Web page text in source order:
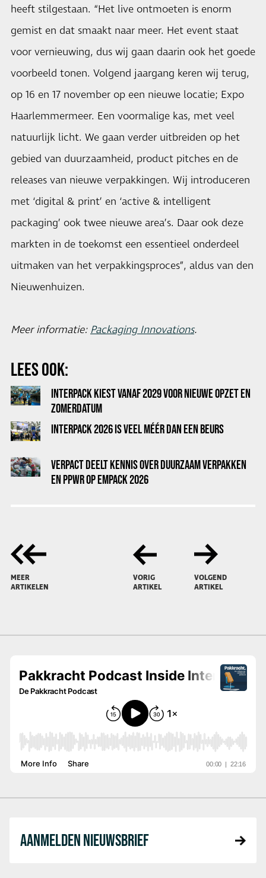
heeft stilgestaan. “Het live ontmoeten is enorm
gemist en dat smaakt naar meer. Het event staat
voor vernieuwing, dus wij gaan daarin ook het goede
voorbeeld tonen. Volgend jaargang keren wij terug,
op 16 en 17 november op een nieuwe locatie; Expo
Haarlemmermeer. Een voormalige kas, met veel
natuurlijk licht. We gaan verder uitbreiden op het
gebied van duurzaamheid, product pitches en de
releases van nieuwe verpakkingen. Wij introduceren
met ‘digital & print’ en ‘active & intelligent
packaging’ ook twee nieuwe area’s. Daar ook deze
markten in de toekomst een essentieel onderdeel
uitmaken van het verpakkingsproces”, aldus van den
Nieuwenhuizen.
Meer informatie:Packaging Innovations.
LEES OOK:
INTERPACK KIEST VANAF 2029 VOOR NIEUWE OPZET EN
ZOMERDATUM
INTERPACK 2026 IS VEEL MÉÉR DAN EEN BEURS
VERPACT DEELT KENNIS OVER DUURZAAM VERPAKKEN
EN PPWR OP EMPACK 2026
MEER
ARTIKELEN
VORIG
ARTIKEL
VOLGEND
ARTIKEL
AANMELDEN NIEUWSBRIEF